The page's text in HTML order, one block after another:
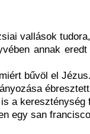
vallások
annak eredt
bűvöl el
a kereszténység
egy san